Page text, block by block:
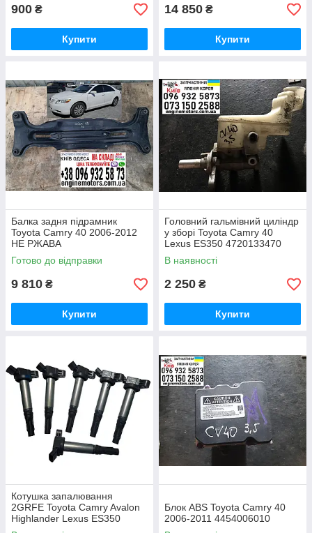
900 ₴
Купити
14 850 ₴
Купити
Балка задня підрамник
Toyota Camry 40 2006-2012
НЕ РЖАВА
Готово до відправки
9 810 ₴
Купити
Головний гальмівний циліндр
у зборі Toyota Camry 40
Lexus ES350 4720133470
В наявності
2 250 ₴
Купити
Котушка запалювання
2GRFE Toyota Camry Avalon
Highlander Lexus ES350
RX350 3.5i 2008-2018
Блок ABS Toyota Camry 40
2006-2011 4454006010